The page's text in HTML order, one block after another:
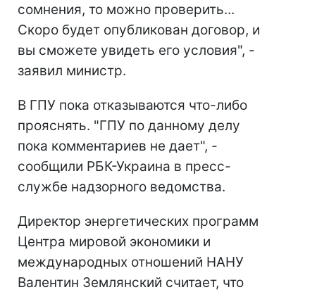
сомнения, то можно проверить...
Скоро будет опубликован договор, и
вы сможете увидеть его условия", -
заявил министр.
В ГПУ пока отказываются что-либо
прояснять. "ГПУ по данному делу
пока комментариев не дает", -
сообщили РБК-Украина в пресс-
службе надзорного ведомства.
Директор энергетических программ
Центра мировой экономики и
международных отношений НАНУ
Валентин Землянский считает, что